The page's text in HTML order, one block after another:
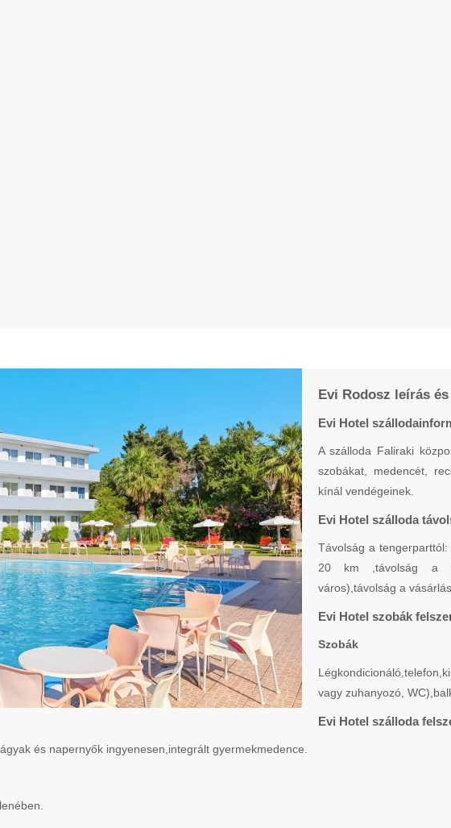
Evi Rodosz leírás
Evi Hotel
A szálloda Faliraki
szobákat, medencét,
kínál vendégeinek.
Evi Hotel szálloda
Távolság a
20 km ,távolság a
város),távolság a
Evi Hotel szobák
Szobák
vagy zuhanyozó,
Evi Hotel szálloda
és napernyők ingyenesen,integrált gyermekmedence.